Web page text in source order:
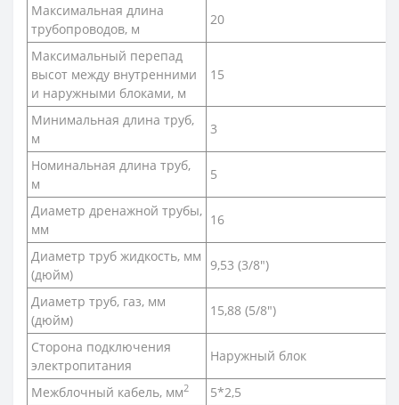
Максимальная длина
трубопроводов, м
20
Максимальный перепад
высот между внутренними
и наружными блоками, м
15
Минимальная длина труб,
м
3
Номинальная длина труб,
м
5
Диаметр дренажной трубы,
мм
16
Диаметр труб жидкость, мм
(дюйм)
9,53 (3/8")
Диаметр труб, газ, мм
(дюйм)
15,88 (5/8")
Сторона подключения
электропитания
Наружный блок
Межблочный кабель, мм2
5*2,5